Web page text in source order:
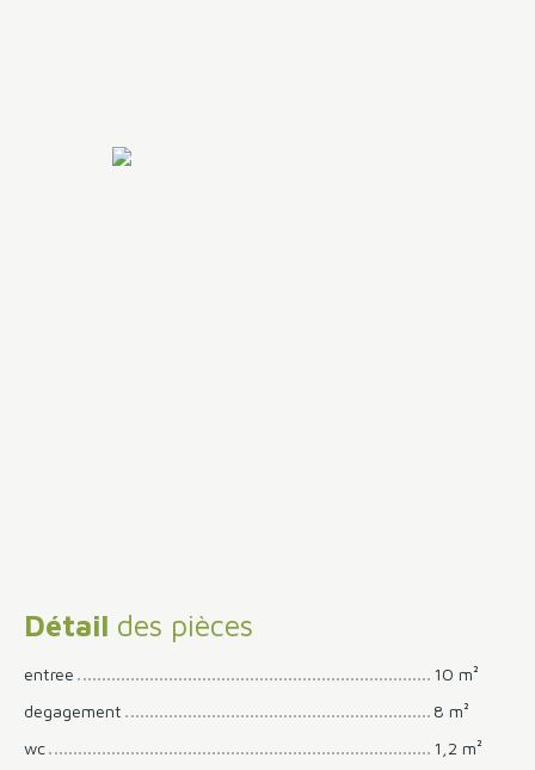
Détail des pièces
entree
10 m²
degagement
8 m²
wc
1,2 m²